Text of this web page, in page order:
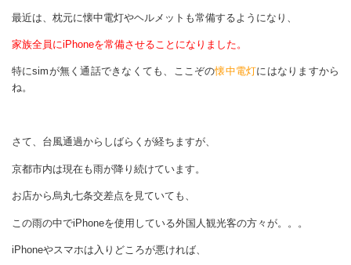
最近は、枕元に懐中電灯やヘルメットも常備するようになり、
家族全員にiPhoneを常備させることになりました。
特にsimが無く通話できなくても、ここぞの懐中電灯にはなりますから
ね。
さて、台風通過からしばらくが経ちますが、
京都市内は現在も雨が降り続けています。
お店から烏丸七条交差点を見ていても、
この雨の中でiPhoneを使用している外国人観光客の方々が。。。
iPhoneやスマホは入りどころが悪ければ、